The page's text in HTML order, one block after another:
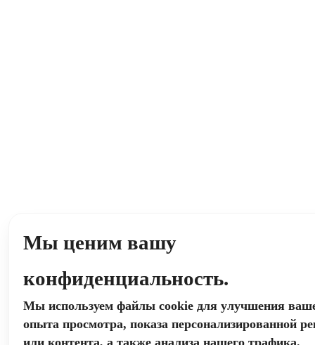
Мы ценим вашу
конфиденциальность.
Мы используем файлы cookie для улучшения
опыта просмотра, показа персонализированной
или контента, а также анализа нашего трафика.